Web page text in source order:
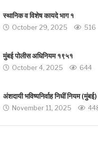
स्थानिक व विशेष कायदे भाग १
October 29, 2025 516
मुंबई पोलीस अधिनियम १९५१
October 4, 2025 644
अंशदायी भविष्यनिर्वाह निधीं नियम (मुंबई)
November 11, 2025